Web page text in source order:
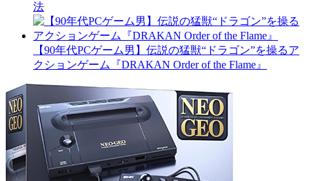
法
【90年代PCゲーム男】伝説の猛獣“ドラゴン”を操るア
クションゲーム『DRAKAN Order of the Flame』